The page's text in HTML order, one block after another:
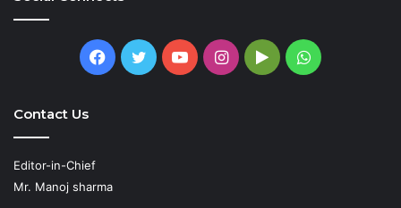
Facebook
TwitterYouTubeInstagram
GoogleWhatsApp
Contact Us
Editor-in-Chief
Mr. Manoj sharma